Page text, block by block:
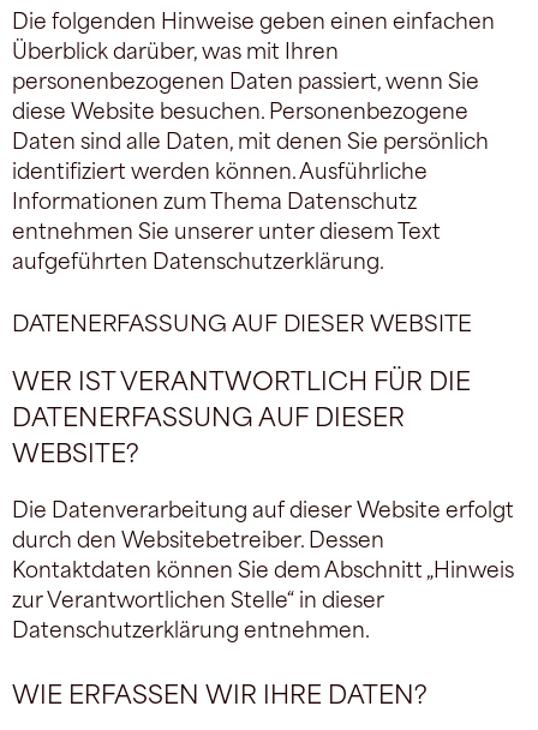
Die folgenden Hinweise geben einen einfachen
Überblick darüber, was mit Ihren
personenbezogenen Daten passiert, wenn Sie
diese Website besuchen. Personenbezogene
Daten sind alle Daten, mit denen Sie persönlich
identifiziert werden können. Ausführliche
Informationen zum Thema Datenschutz
entnehmen Sie unserer unter diesem Text
aufgeführten Datenschutzerklärung.
DATENERFASSUNG AUF DIESER WEBSITE
WER IST VERANTWORTLICH FÜR DIE
DATENERFASSUNG AUF DIESER
WEBSITE?
Die Datenverarbeitung auf dieser Website erfolgt
durch den Websitebetreiber. Dessen
Kontaktdaten können Sie dem Abschnitt „Hinweis
zur Verantwortlichen Stelle“ in dieser
Datenschutzerklärung entnehmen.
WIE ERFASSEN WIR IHRE DATEN?